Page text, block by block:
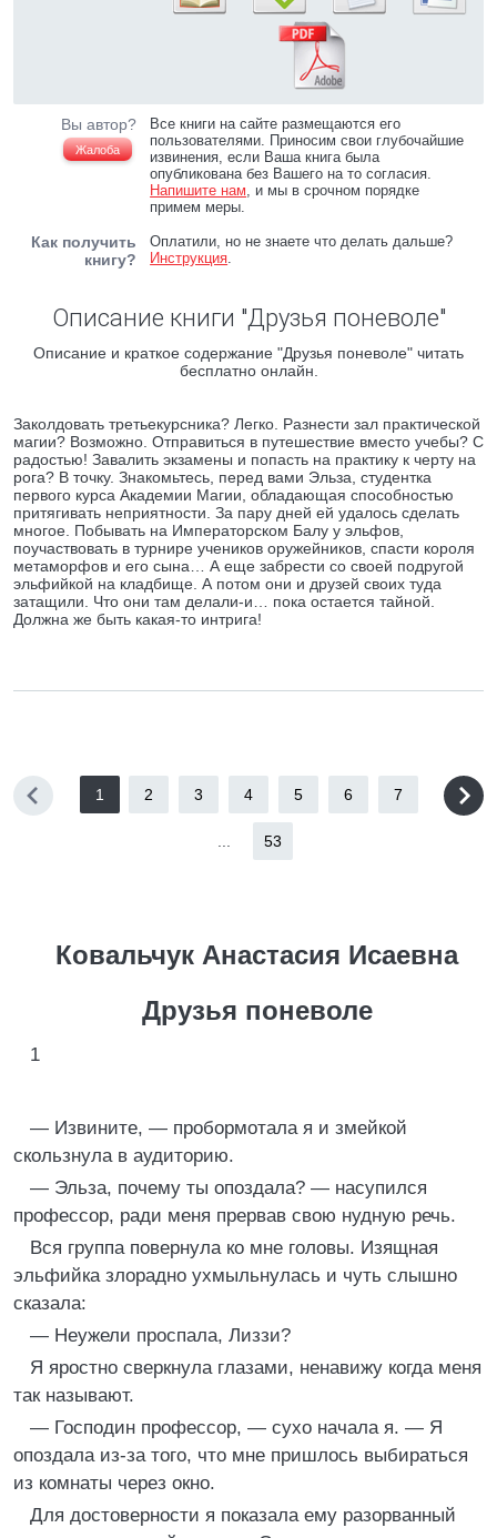
Вы автор?
Жалоба
Все книги на сайте размещаются его
пользователями. Приносим свои глубочайшие
извинения, если Ваша книга была
опубликована без Вашего на то согласия.
Напишите нам, и мы в срочном порядке
примем меры.
Как получить
книгу?
Оплатили, но не знаете что делать дальше?
Инструкция.
Описание книги "Друзья поневоле"
Описание и краткое содержание "Друзья поневоле" читать
бесплатно онлайн.
Заколдовать третьекурсника? Легко. Разнести зал практической
магии? Возможно. Отправиться в путешествие вместо учебы? С
радостью! Завалить экзамены и попасть на практику к черту на
рога? В точку. Знакомьтесь, перед вами Эльза, студентка
первого курса Академии Магии, обладающая способностью
притягивать неприятности. За пару дней ей удалось сделать
многое. Побывать на Императорском Балу у эльфов,
поучаствовать в турнире учеников оружейников, спасти короля
метаморфов и его сына… А еще забрести со своей подругой
эльфийкой на кладбище. А потом они и друзей своих туда
затащили. Что они там делали-и… пока остается тайной.
Должна же быть какая-то интрига!
1 2 3 4 5 6 7
53
Ковальчук Анастасия Исаевна
Друзья поневоле
1
— Извините, — пробормотала я и змейкой
скользнула в аудиторию.
— Эльза, почему ты опоздала? — насупился
профессор, ради меня прервав свою нудную речь.
Вся группа повернула ко мне головы. Изящная
эльфийка злорадно ухмыльнулась и чуть слышно
сказала:
— Неужели проспала, Лиззи?
Я яростно сверкнула глазами, ненавижу когда меня
так называют.
— Господин профессор, — сухо начала я. — Я
опоздала из-за того, что мне пришлось выбираться
из комнаты через окно.
Для достоверности я показала ему разорванный